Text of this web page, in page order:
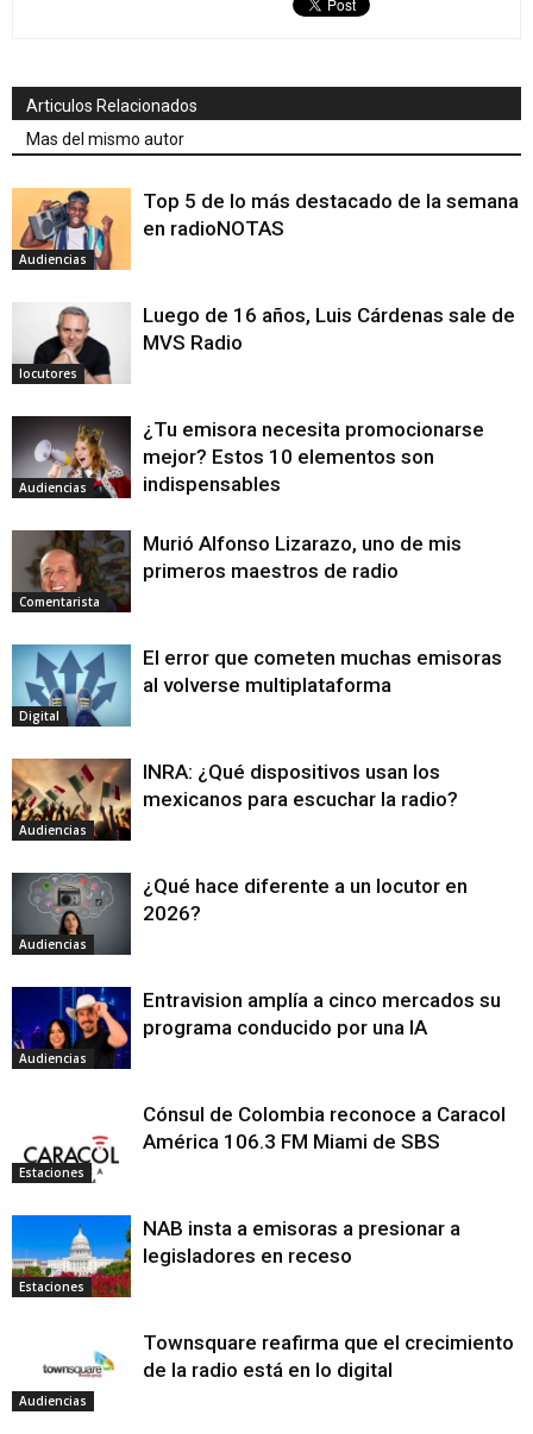
Articulos Relacionados
Mas del mismo autor
Audiencias
Top 5 de lo más destacado de la semana
en radioNOTAS
locutores
Luego de 16 años, Luis Cárdenas sale de
MVS Radio
Audiencias
¿Tu emisora necesita promocionarse
mejor? Estos 10 elementos son
indispensables
Comentarista
Murió Alfonso Lizarazo, uno de mis
primeros maestros de radio
Digital
El error que cometen muchas emisoras
al volverse multiplataforma
Audiencias
INRA: ¿Qué dispositivos usan los
mexicanos para escuchar la radio?
Audiencias
¿Qué hace diferente a un locutor en
2026?
Audiencias
Entravision amplía a cinco mercados su
programa conducido por una IA
Estaciones
Cónsul de Colombia reconoce a Caracol
América 106.3 FM Miami de SBS
Estaciones
NAB insta a emisoras a presionar a
legisladores en receso
Audiencias
Townsquare reafirma que el crecimiento
de la radio está en lo digital